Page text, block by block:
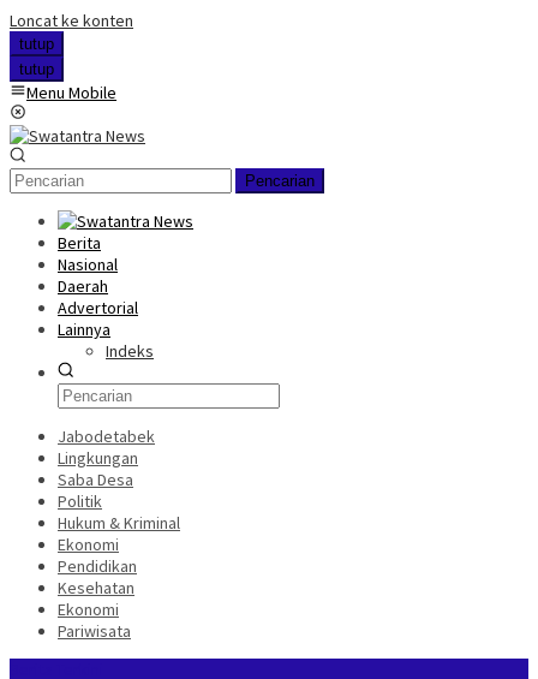
Loncat ke konten
tutup
tutup
Menu Mobile
Pencarian
Berita
Nasional
Daerah
Advertorial
Lainnya
Indeks
Jabodetabek
Lingkungan
Saba Desa
Politik
Hukum & Kriminal
Ekonomi
Pendidikan
Kesehatan
Ekonomi
Pariwisata